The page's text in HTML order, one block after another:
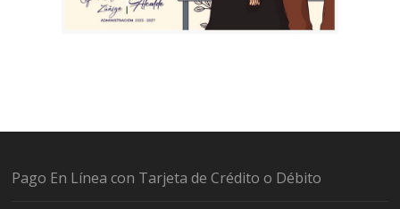
Pago En Línea con Tarjeta de Crédito o Débito